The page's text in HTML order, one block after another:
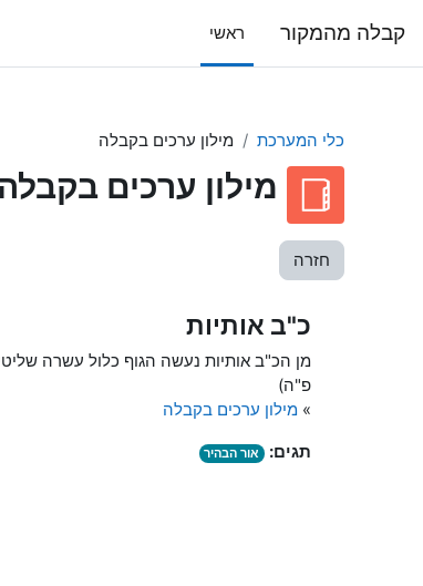
קבלה מהמקור ראשי
כלי המערכת מילון ערכים בקבלה
מילון ערכים בקבלה
חזרה
כ"ב אותיות
מן הכ"ב אותיות נעשה הגוף כלול עשרה
פ"ה)
»מילון ערכים בקבלה
תגים:
אור הבהיר